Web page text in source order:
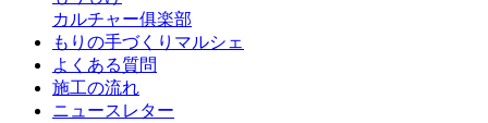
カルチャー俱楽部
もりの手づくりマルシェ
よくある質問
施工の流れ
ニュースレター